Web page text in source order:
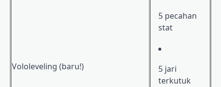
Vololeveling (baru!)
5 pecahan
stat
5 jari
terkutuk